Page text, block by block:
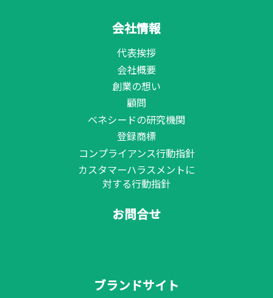
会社情報
代表挨拶
会社概要
創業の想い
顧問
ベネシードの研究機関
登録商標
コンプライアンス行動指針
カスタマーハラスメントに
対する行動指針
お問合せ
ブランドサイト